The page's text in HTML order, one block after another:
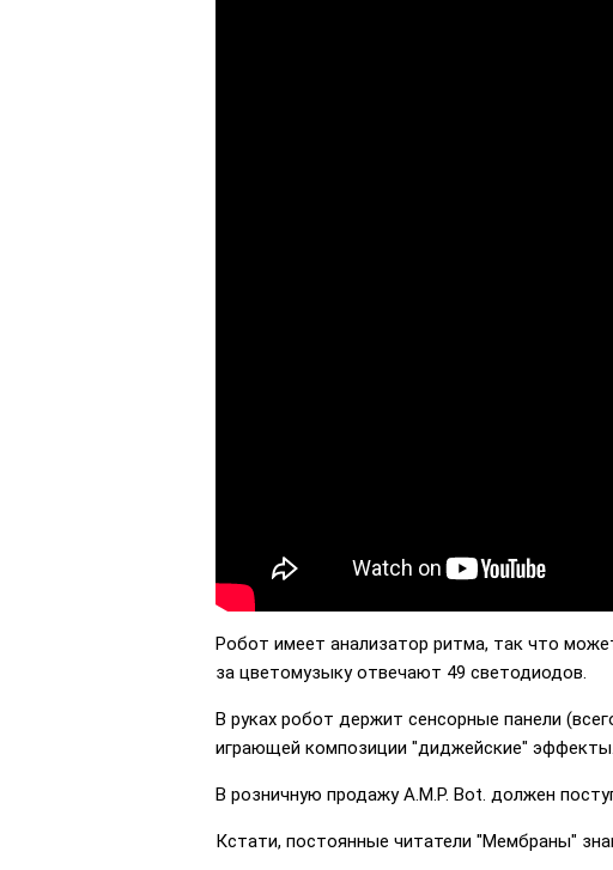
Робот имеет анализатор ритма, так что
за цветомузыку отвечают 49 светодиодов.
В руках робот держит сенсорные панели
играющей композиции "диджейские" эффекты.
В розничную продажу A.M.P. Bot. должен
Кстати, постоянные читатели "Мембраны"